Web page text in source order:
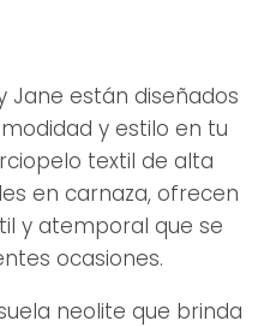
Jane están diseñados
y estilo en tu
textil de alta
en carnaza, ofrecen
y atemporal que se
ocasiones.
neolite que brinda